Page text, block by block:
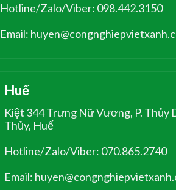
Hotline/Zalo/Viber: 098.442.3150
Email:
Huế
Kiệt 344 Trưng Nữ Vương, P.
Thủy, Huế
Hotline/Zalo/Viber: 070.865.2740
Email: